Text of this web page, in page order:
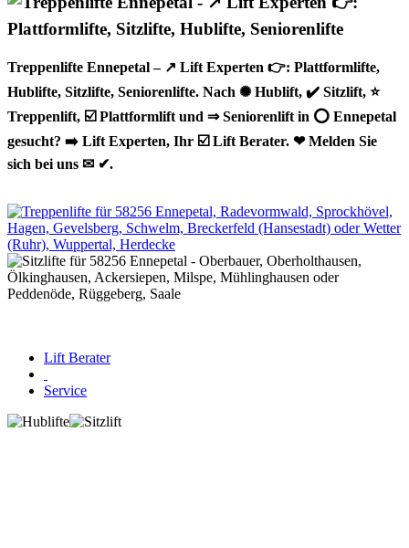
Treppenlifte Ennepetal – ↗️ Lift Experten 👉: Plattformlifte,
Hublifte, Sitzlifte, Seniorenlifte. Nach ✺ Hublift, ✔️ Sitzlift, ⭐
Treppenlift, ☑️ Plattformlift und ⇒ Seniorenlift in ⭕ Ennepetal
gesucht? ➡️ Lift Experten, Ihr ☑️ Lift Berater. ❤ Melden Sie
sich bei uns ✉ ✔.
Lift Berater
Service